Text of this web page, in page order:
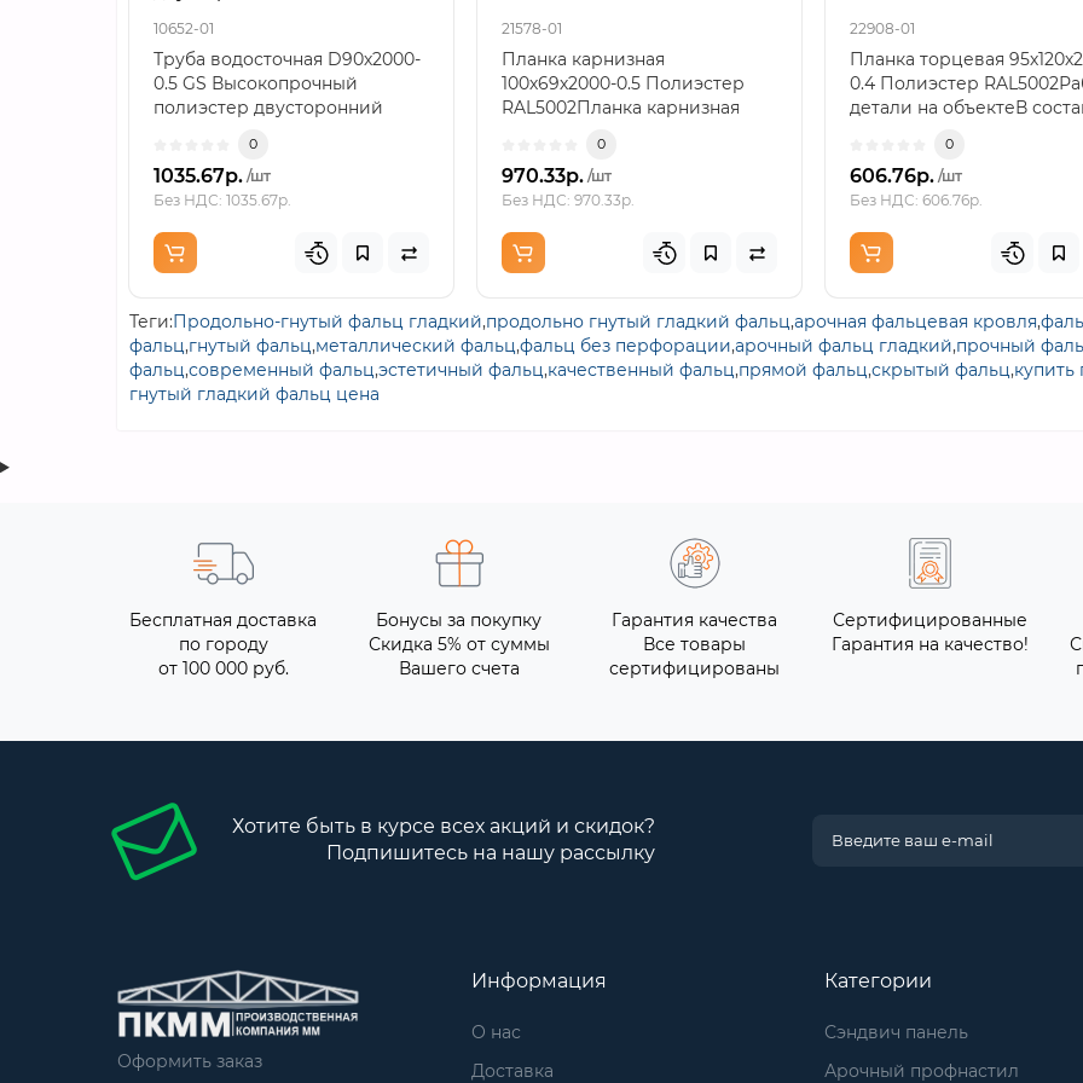
10652-01
Труба водосточная D90х2000-
0.5 GS Высокопрочный
полиэстер двусторонний
0
1035.67р. /шт
Без НДС: 1035.67р.
21578-01
Планка карнизная
100х69х2000-0.5 Полиэстер
RAL5002Планка карнизная
0
970.33р. /шт
Без НДС: 970.33р.
22908-01
Планка торцевая
0.4 Полиэстер
детали на объектеВ
0
606.76р. /шт
Без НДС: 606.76р.
Теги:Продольно-гнутый фальц гладкий,продольно гнутый гладкий фальц,арочная фальцевая кровля,
фальц,гнутый фальц,металлический фальц,фальц без перфорации,арочный фальц гладкий,прочный
фальц,современный фальц,эстетичный фальц,качественный фальц,прямой фальц,скрытый фальц,
гнутый гладкий фальц цена
Бесплатная доставка
по городу
от 100 000 руб.
Бонусы за покупку
Скидка 5% от суммы
Вашего счета
Гарантия качества
Все товары
сертифицированы
Сертифицированные
Гарантия на качество!
Хотите быть в курсе всех акций и скидок?
Подпишитесь на нашу рассылку
Оформить заказ
Информация
О нас
Доставка
Категории
Сэндвич панель
Арочный профнастил